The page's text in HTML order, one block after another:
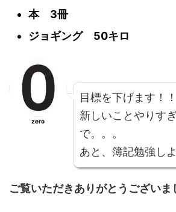
本 3冊
ジョギング 50キロ
zero
目標を下げます！！
新しいことやりす
で。。。
あと、簿記勉強し
ご覧いただきありがとうございま